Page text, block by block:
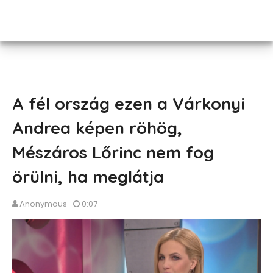
A fél ország ezen a Várkonyi
Andrea képen röhög,
Mészáros Lőrinc nem fog
örülni, ha meglátja
Anonymous 0:07